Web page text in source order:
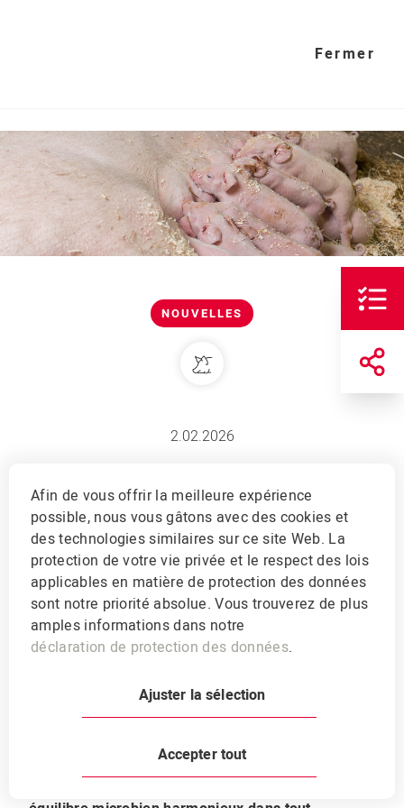
Fermer
NOUVELLES
2.02.2026
Balance dans le
cycle naturel
Pour des truies en bonne santé et des
porcelets vigoureux
Le concept melior Balance accompagne la truie de
la mise bas au sevrage. Il favorise une digestion
Fermer
Afin de vous offrir la meilleure expérience
possible, nous vous gâtons avec des cookies et
des technologies similaires sur ce site Web. La
protection de votre vie privée et le respect des lois
applicables en matière de protection des données
sont notre priorité absolue. Vous trouverez de plus
amples informations dans notre
déclaration de protection des données.
Ajuster la sélection
Accepter tout